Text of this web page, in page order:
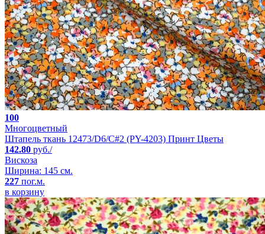
100
Многоцветный
Штапель ткань 12473/D6/C#2 (PY-4203) Принт Цветы
142.80 руб./
Вискоза
Ширина: 145 см.
227 пог.м.
в корзину